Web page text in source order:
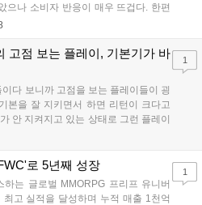
으나 소비자 반응이 매우 뜨겁다. 한편
리즈 X|S로 정식 출시될 예정이며, 록
Extended Look'을 최초 공개할 계획
고점 보는 플레이, 기본기가 바
다 보니까 고점을 보는 플레이들이 굉
본을 잘 지키면서 하면 리턴이 크다고
안 지켜지고 있는 상태로 그런 플레이
로 안 좋은 사고가 계속 많이 났던 것
1
로 5년째 성장
하는 글로벌 MMORPG 프리프 유니버
고 실적을 달성하며 누적 매출 1천억
1